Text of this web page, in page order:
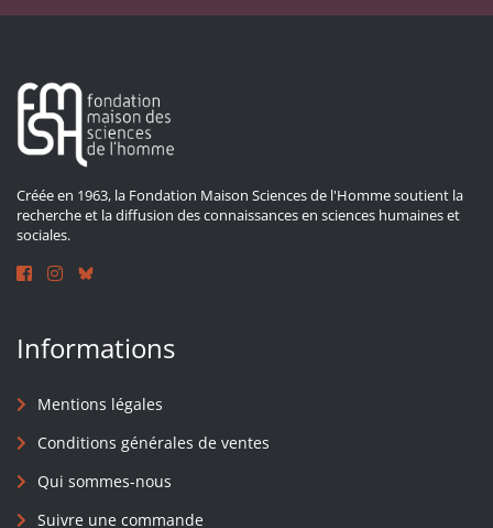
Créée en 1963, la Fondation Maison Sciences de l'Homme soutient la
recherche et la diffusion des connaissances en sciences humaines et
sociales.
Informations
Mentions légales
Conditions générales de ventes
Qui sommes-nous
Suivre une commande